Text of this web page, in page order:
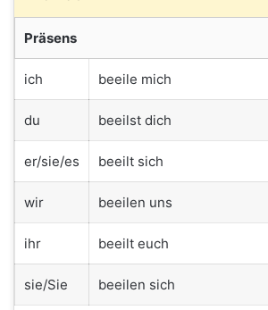
Präsens
ich beeile mich
du beeilst dich
er/sie/es beeilt sich
wir beeilen uns
ihr beeilt euch
sie/Sie beeilen sich